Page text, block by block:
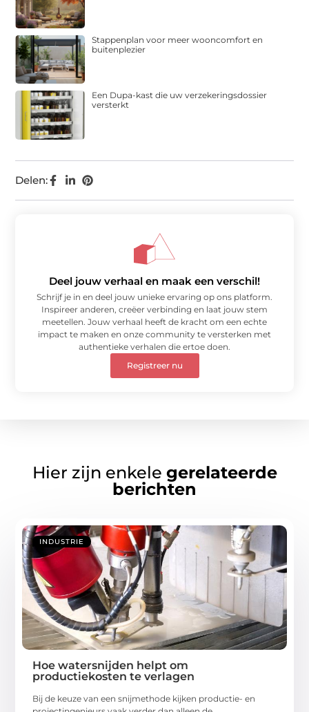
Delen:
Stappenplan voor meer wooncomfort en
buitenplezier
Een Dupa-kast die uw verzekeringsdossier
versterkt
Deel jouw verhaal en maak een verschil!
Schrijf je in en deel jouw unieke ervaring op ons platform.
Inspireer anderen, creëer verbinding en laat jouw stem
meetellen. Jouw verhaal heeft de kracht om een echte
impact te maken en onze community te versterken met
authentieke verhalen die ertoe doen.
Registreer nu
Hier zijn enkele gerelateerde
berichten
INDUSTRIE
Hoe watersnijden helpt om
productiekosten te verlagen
Bij de keuze van een snijmethode kijken productie- en